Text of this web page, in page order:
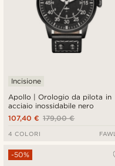
Apollo | Orologio da pilota in
acciaio inossidabile nero
Incisione
179,00 €
107,40 €
4 COLORI
-50%